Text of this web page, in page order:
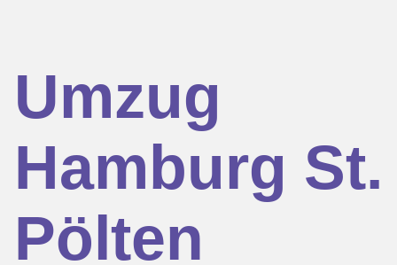
Umzug
Hamburg St.
Pölten